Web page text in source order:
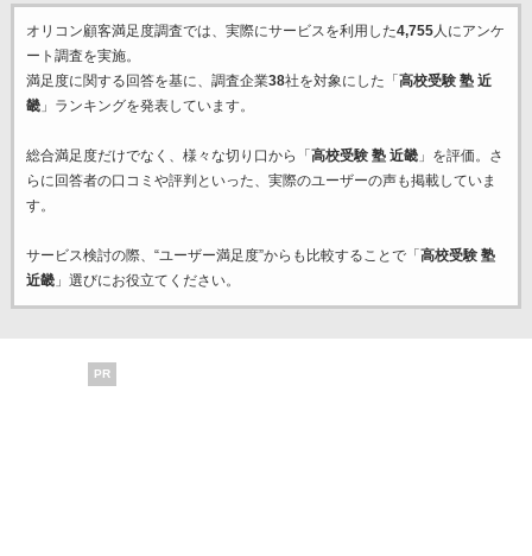
オリコン顧客満足度調査では、実際にサービスを利用した4,755人にアンケ
ート調査を実施。
満足度に関する回答を基に、調査企業38社を対象にした「 高校受験 塾 近
畿」ランキングを発表しています。
総合満足度だけでなく、様々な切り口から「 高校受験 塾 近畿」を評価。さ
らに回答者の口コミや評判といった、実際のユーザーの声も掲載していま
す。
サービス検討の際、“ユーザー満足度”からも比較することで「 高校受験 塾
近畿」選びにお役立てください。
PR